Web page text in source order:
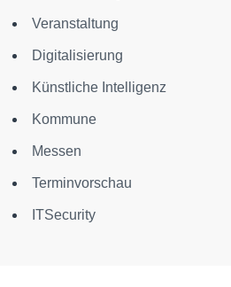
Veranstaltung
Digitalisierung
Künstliche Intelligenz
Kommune
Messen
Terminvorschau
ITSecurity